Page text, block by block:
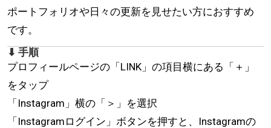
ポートフォリオや日々の更新を見せたい方におすすめ
です。
⬇ 手順
プロフィールページの「LINK」の項目横にある「＋」
をタップ
「Instagram」横の「＞」を選択
「Instagramログイン」ボタンを押すと、Instagramの